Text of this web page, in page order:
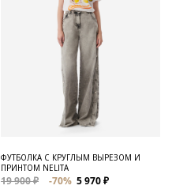
ФУТБОЛКА С КРУГЛЫМ ВЫРЕЗОМ И
ПРИНТОМ NELITA
19 900 ₽ -70% 5 970 ₽